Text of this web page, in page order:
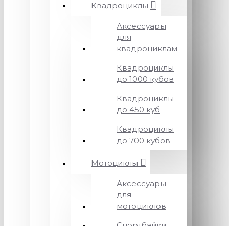
Квадроциклы
Аксессуары
для
квадроциклам
Квадроциклы
до 1000 кубов
Квадроциклы
до 450 куб
Квадроциклы
до 700 кубов
Мотоциклы
Аксессуары
для
мотоциклов